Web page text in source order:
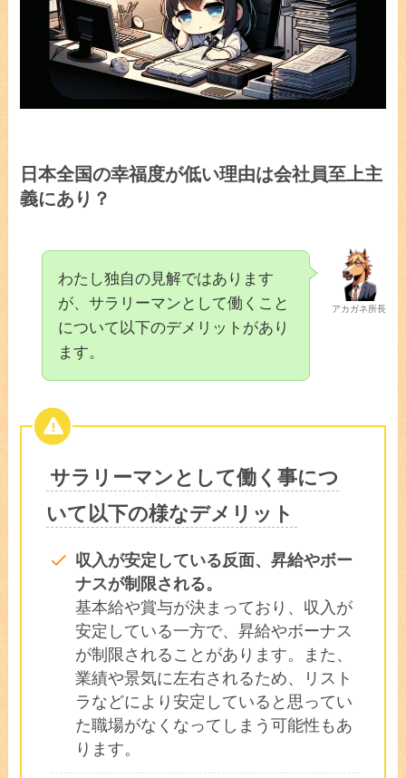
日本全国の幸福度が低い理由は会社員至上主
義にあり？
アカガネ所長
わたし独自の見解ではあります
が、サラリーマンとして働くこと
について以下のデメリットがあり
ます。
サラリーマンとして働く事につ
いて以下の様なデメリット
収入が安定している反面、昇給やボー
ナスが制限される。
基本給や賞与が決まっており、収入が
安定している一方で、昇給やボーナス
が制限されることがあります。また、
業績や景気に左右されるため、リスト
ラなどにより安定していると思ってい
た職場がなくなってしまう可能性もあ
ります。